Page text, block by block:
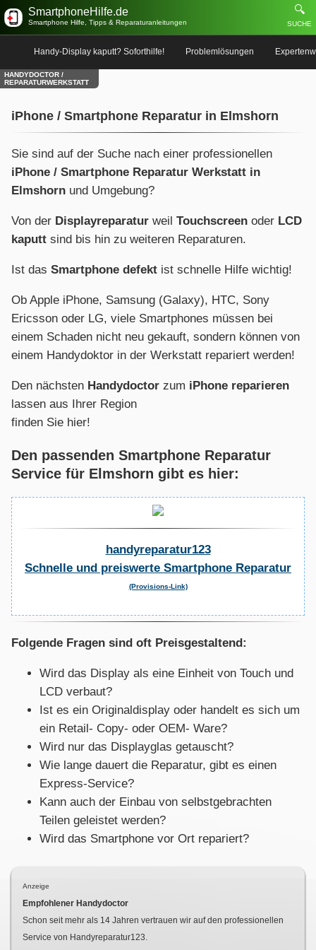
SmartphoneHilfe.de
Smartphone Hilfe, Tipps & Reparaturanleitungen
🔍
SUCHE
Handy-Display kaputt? Soforthilfe! Problemlösungen
HANDYDOCTOR /
REPARATURWERKSTATT
iPhone / Smartphone Reparatur in Elmshorn
Sie sind auf der Suche nach einer professionellen
iPhone / Smartphone Reparatur Werkstatt in
Elmshorn und Umgebung?
Von der Displayreparatur weil Touchscreen oder LCD
kaputt sind bis hin zu weiteren Reparaturen.
Ist das Smartphone defekt ist schnelle Hilfe wichtig!
Ob Apple iPhone, Samsung (Galaxy), HTC, Sony
Ericsson oder LG, viele Smartphones müssen bei
einem Schaden nicht neu gekauft, sondern können von
einem Handydoktor in der Werkstatt repariert werden!
Den nächsten Handydoctor zum iPhone reparieren
lassen aus Ihrer Region
finden Sie hier!
Den passenden Smartphone Reparatur
Service für Elmshorn gibt es hier:
handyreparatur123
Schnelle und preiswerte Smartphone Reparatur
(Provisions-Link)
Folgende Fragen sind oft Preisgestaltend:
Wird das Display als eine Einheit von Touch und
LCD verbaut?
Ist es ein Originaldisplay oder handelt es sich um
ein Retail- Copy- oder OEM- Ware?
Wird nur das Displayglas getauscht?
Wie lange dauert die Reparatur, gibt es einen
Express-Service?
Kann auch der Einbau von selbstgebrachten
Teilen geleistet werden?
Wird das Smartphone vor Ort repariert?
Anzeige
Empfohlener Handydoctor
Schon seit mehr als 14 Jahren vertrauen wir auf den professionellen
Service von Handyreparatur123.